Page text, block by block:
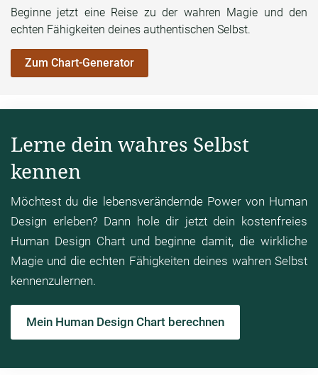
Beginne jetzt eine Reise zu der wahren Magie und den
echten Fähigkeiten deines authentischen Selbst.
Zum Chart-Generator
Lerne dein wahres Selbst
kennen
Möchtest du die lebensverändernde Power von Human
Design erleben? Dann hole dir jetzt dein kostenfreies
Human Design Chart und beginne damit, die wirkliche
Magie und die echten Fähigkeiten deines wahren Selbst
kennenzulernen.
Mein Human Design Chart berechnen